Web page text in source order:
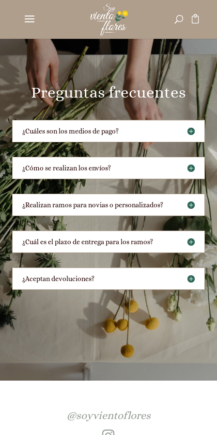
Preguntas frecuentes
¿Cuáles son los medios de pago?
¿Cómo se realizan los envíos?
¿Realizan ramos para novias o personalizados?
¿Cuál es el plazo de entrega para los ramos?
¿Aceptan devoluciones?
@soyvientoflores